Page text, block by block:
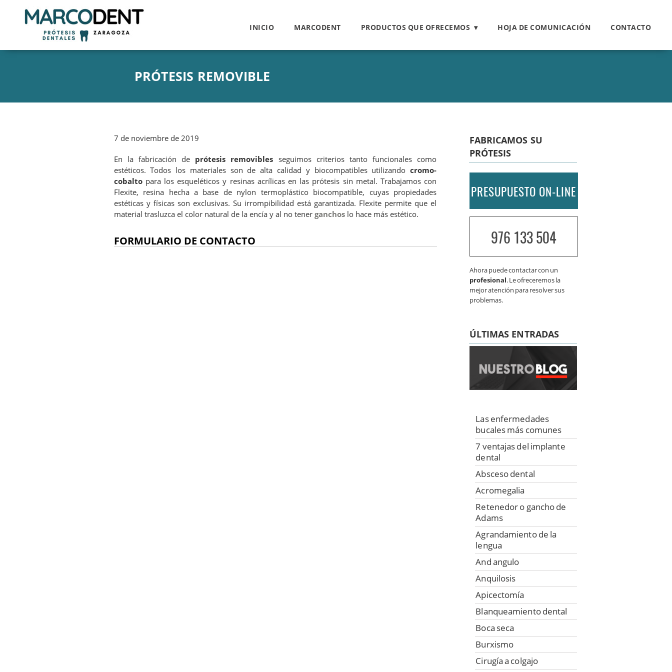
INICIO MARCODENT PRODUCTOS QUE OFRECEMOS HOJA DE COMUNICACIÓN CONTACTO
PRÓTESIS REMOVIBLE
7 de noviembre de 2019
En la fabricación de prótesis removibles seguimos criterios tanto funcionales como
estéticos. Todos los materiales son de alta calidad y biocompatibles utilizandocromo-
cobaltopara los esqueléticos y resinas acrílicas en las prótesis sin metal. Trabajamos con
Flexite, resina hecha a base de nylon termoplástico biocompatible, cuyas propiedades
estéticas y físicas son exclusivas. Su irrompibilidad está garantizada. Flexite permite que el
material trasluzca el color natural de la encía y al no tener ganchoslo hace más estético.
FORMULARIO DE CONTACTO
FABRICAMOS SU
PRÓTESIS
PRESUPUESTO ON-LINE
976 133 504
Ahora puede contactar con un
profesional. Le ofreceremos la
mejor atención para resolver sus
problemas.
ÚLTIMAS ENTRADAS
Las enfermedades
bucales más comunes
7 ventajas del implante
dental
Absceso dental
Acromegalia
Retenedor o gancho de
Adams
Agrandamiento de la
lengua
And angulo
Anquilosis
Apicectomía
Blanqueamiento dental
Boca seca
Burxismo
Cirugía a colgajo